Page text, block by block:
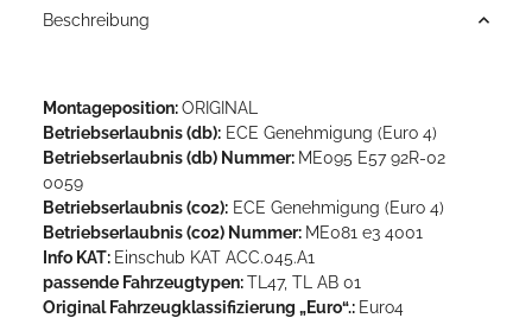
Beschreibung
Montageposition:ORIGINAL
Betriebserlaubnis (db): ECE Genehmigung (Euro 4)
Betriebserlaubnis (db) Nummer: ME095 E57 92R-02
0059
Betriebserlaubnis (co2): ECE Genehmigung (Euro 4)
Betriebserlaubnis (co2) Nummer: ME081 e3 4001
Info KAT: Einschub KAT ACC.045.A1
passende Fahrzeugtypen:TL47, TL AB 01
Original Fahrzeugklassifizierung „Euro“.: Euro4